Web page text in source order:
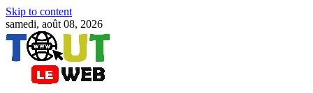
Skip to content
samedi, août 08, 2026